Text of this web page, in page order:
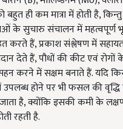
ही कम मात्रा में होती है,
के सुचारु संचालन में महत्वपूर्ण
करते हैं, प्रकाश संश्लेषण में
देते हैं, पौधों की कीट एवं रोगों
सहन करने में सक्षम बनाते हैं. यदि
में उपलब्ध होने पर भी फसल की
जाता है, क्योंकि इसकी कमी के
रहती है.